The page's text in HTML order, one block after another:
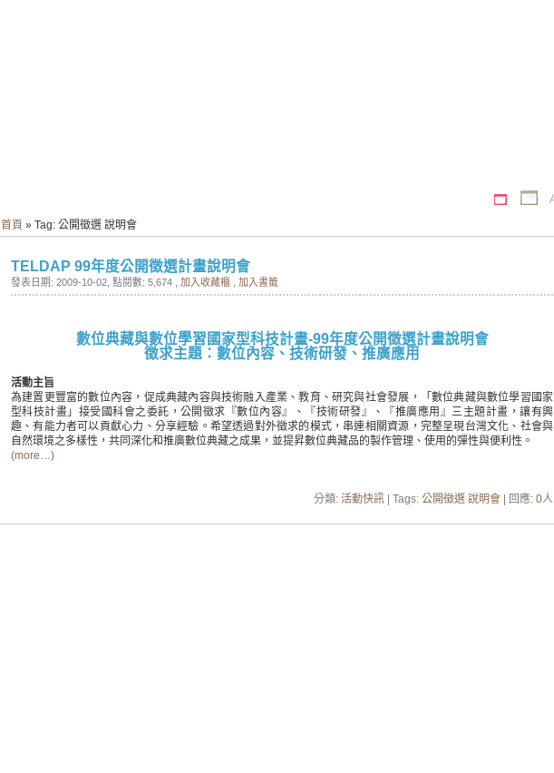
首頁 » Tag: 公開徵選 說明會
TELDAP 99年度公開徵選計畫說明會
發表日期: 2009-10-02 , 點閱數: 5,674 , 加入收藏櫃 加入書籤
數位典藏與數位學習國家型科技計畫-99年度公開徵選計畫說明會
徵求主題：數位內容、技術研發、推廣應用
活動主旨
為建置更豐富的數位內容，促成典藏內容與技術融入產業、教育、研究與社會發展，「數位典藏與數位學習國家
型科技計畫」接受國科會之委託，公開徵求『數位內容』、『技術研發』、『推廣應用』三主題計畫，讓有興
趣、有能力者可以貢獻心力、分享經驗。希望透過對外徵求的模式，串連相關資源，完整呈現台灣文化、社會與
自然環境之多樣性，共同深化和推廣數位典藏之成果，並提昇數位典藏品的製作管理、使用的彈性與便利性。
(more…)
分類: 活動快訊 | Tags: 公開徵選 說明會 | 回應: 0人